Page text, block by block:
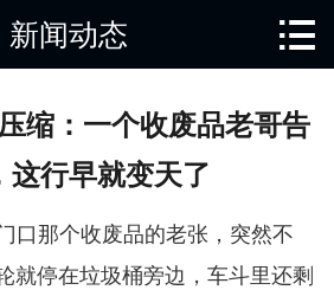
回收范围
新闻动态 
缩：一个收废品老哥告
这行早就变天了
口那个收废品的老张，突然不
就停在垃圾桶旁边，车斗里还剩